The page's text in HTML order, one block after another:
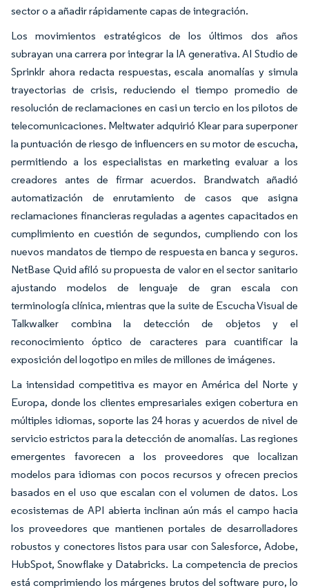
sector o a añadir rápidamente capas de integración.
Los movimientos estratégicos de los últimos dos años
subrayan una carrera por integrar la IA generativa. AI Studio de
Sprinklr ahora redacta respuestas, escala anomalías y simula
trayectorias de crisis, reduciendo el tiempo promedio de
resolución de reclamaciones en casi un tercio en los pilotos de
telecomunicaciones. Meltwater adquirió Klear para superponer
la puntuación de riesgo de influencers en su motor de escucha,
permitiendo a los especialistas en marketing evaluar a los
creadores antes de firmar acuerdos. Brandwatch añadió
automatización de enrutamiento de casos que asigna
reclamaciones financieras reguladas a agentes capacitados en
cumplimiento en cuestión de segundos, cumpliendo con los
nuevos mandatos de tiempo de respuesta en banca y seguros.
NetBase Quid afiló su propuesta de valor en el sector sanitario
ajustando modelos de lenguaje de gran escala con
terminología clínica, mientras que la suite de Escucha Visual de
Talkwalker combina la detección de objetos y el
reconocimiento óptico de caracteres para cuantificar la
exposición del logotipo en miles de millones de imágenes.
La intensidad competitiva es mayor en América del Norte y
Europa, donde los clientes empresariales exigen cobertura en
múltiples idiomas, soporte las 24 horas y acuerdos de nivel de
servicio estrictos para la detección de anomalías. Las regiones
emergentes favorecen a los proveedores que localizan
modelos para idiomas con pocos recursos y ofrecen precios
basados en el uso que escalan con el volumen de datos. Los
ecosistemas de API abierta inclinan aún más el campo hacia
los proveedores que mantienen portales de desarrolladores
robustos y conectores listos para usar con Salesforce, Adobe,
HubSpot, Snowflake y Databricks. La competencia de precios
está comprimiendo los márgenes brutos del software puro, lo